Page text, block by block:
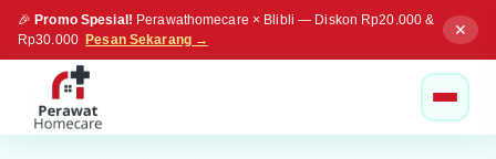
🎉 Promo Spesial! Perawathomecare × Blibli — Diskon Rp20.000 &
Rp30.000 Pesan Sekarang →
✕